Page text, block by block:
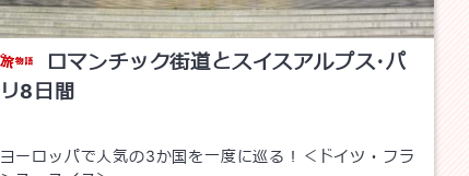
ロマンチック街道とスイスアルプス･パ
リ8日間
ヨーロッパで人気の3か国を一度に巡る！＜ドイツ・フラ